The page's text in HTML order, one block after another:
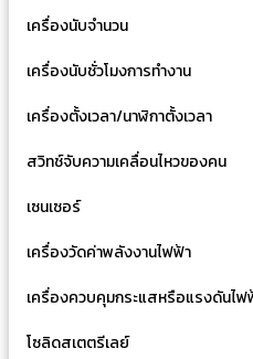
เครื่องนับจำนวน
เครื่องนับชั่วโมงการทำงาน
เครื่องตั้งเวลา/นาฬิกาตั้งเวลา
สวิทช์จับความเคลื่อนไหวของคน
เซนเซอร์
เครื่องวัดค่าพลังงานไฟฟ้า
เครื่องควบคุมกระแสหรือแรงดันไฟ
โซลิดสเตตรีเลย์